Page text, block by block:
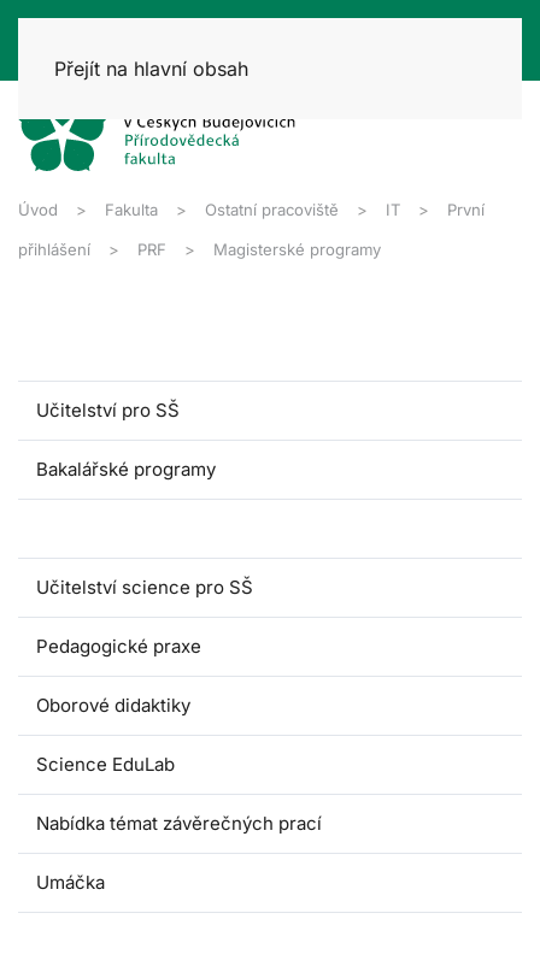
Přejít na hlavní obsah
Úvod Fakulta Ostatní pracoviště IT První
přihlášení PRF Magisterské programy
Učitelství pro SŠ
Bakalářské programy
Učitelství science pro SŠ
Pedagogické praxe
Oborové didaktiky
Science EduLab
Nabídka témat závěrečných prací
Umáčka